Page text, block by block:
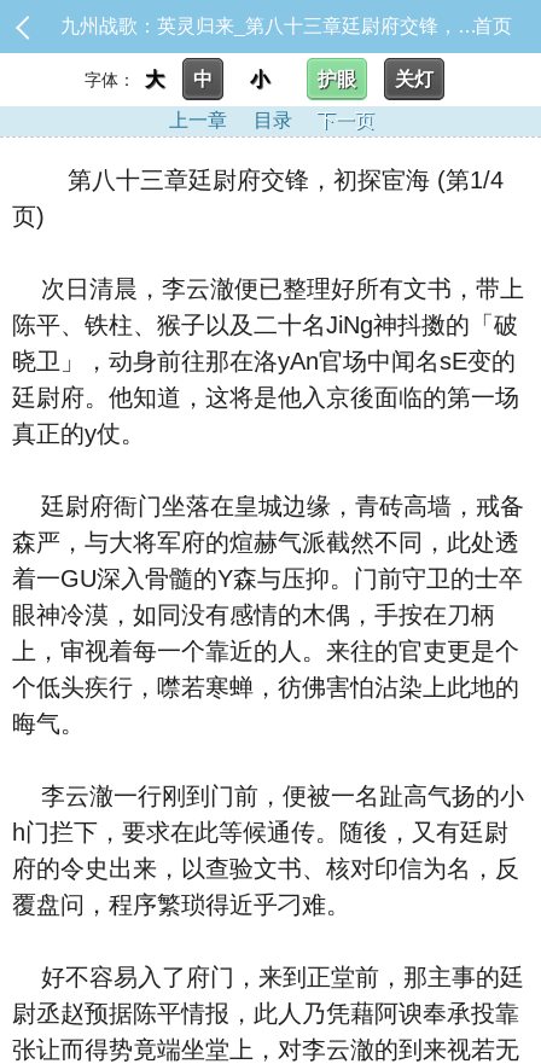
九州战歌：英灵归来_第八十三章廷尉府交锋，初探宦海首页
字体： 大 中 小 护眼
关灯
上一章
目录 下一页
第八十三章廷尉府交锋，初探宦海 (第1/4
页)
次日清晨，李云澈便已整理好所有文书，带上
陈平、铁柱、猴子以及二十名JiNg神抖擞的「破
晓卫」，动身前往那在洛yAn官场中闻名sE变的
廷尉府。他知道，这将是他入京後面临的第一场
真正的y仗。
廷尉府衙门坐落在皇城边缘，青砖高墙，戒备
森严，与大将军府的煊赫气派截然不同，此处透
着一GU深入骨髓的Y森与压抑。门前守卫的士卒
眼神冷漠，如同没有感情的木偶，手按在刀柄
上，审视着每一个靠近的人。来往的官吏更是个
个低头疾行，噤若寒蝉，彷佛害怕沾染上此地的
晦气。
李云澈一行刚到门前，便被一名趾高气扬的小
h门拦下，要求在此等候通传。随後，又有廷尉
府的令史出来，以查验文书、核对印信为名，反
覆盘问，程序繁琐得近乎刁难。
好不容易入了府门，来到正堂前，那主事的廷
尉丞赵预据陈平情报，此人乃凭藉阿谀奉承投靠
张让而得势竟端坐堂上，对李云澈的到来视若无